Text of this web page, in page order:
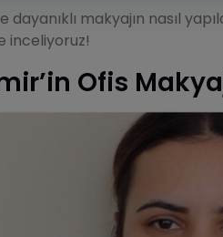
makyajın nasıl
inceliyoruz!
Ofis